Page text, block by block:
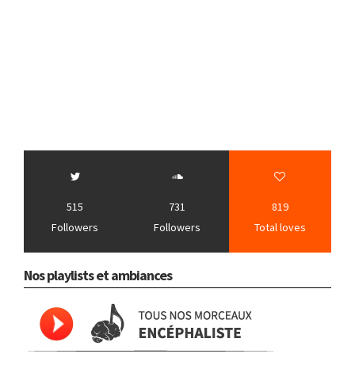
515
Followers
731
Followers
819
Total loves
Nos playlists et ambiances